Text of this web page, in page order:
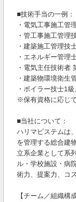
■技術手当の一例：
・電気工事施工管
・管工事施工管理
・建築施工管理技
・エネルギー管
・電気主任技術者
・建築物環境衛生
・ボイラー技士1
※保有資格に応じ
■当社について：
ハリマビステムは
を管理する総合建
立系企業として系
ル・学校施設・病
術力、提案力、コ
【チーム／組織構成